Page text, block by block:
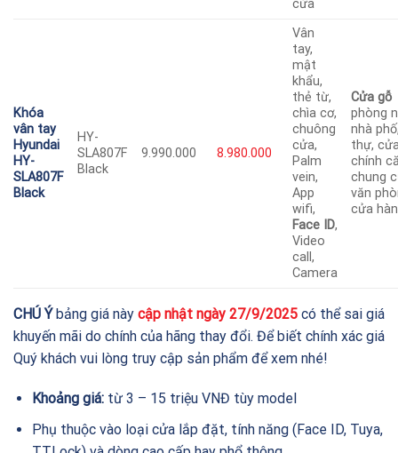
cửa
Khóa
vân tay
Hyundai
HY-
SLA807F
Black
HY-
SLA807F
Black
9.990.000 8.980.000
Vân
tay,
mật
khẩu,
thẻ từ,
chìa cơ,
chuông
cửa,
Palm
vein,
App
wifi,
Face ID,
Video
call,
Camera
Cửa gỗ
phòng
nhà
thự,
chính
chung
văn
cửa
CHÚ Ýbảng giá này cập nhật ngày 27/9/2025 có thể sai giá
khuyến mãi do chính của hãng thay đổi. Để biết chính xác giá
Quý khách vui lòng truy cập sản phẩm để xem nhé!
Khoảng giá:từ 3 – 15 triệu VNĐ tùy model
Phụ thuộc vào loại cửa lắp đặt, tính năng (Face ID, Tuya,